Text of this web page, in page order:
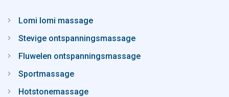
Lomi lomi massage
Stevige ontspanningsmassage
Fluwelen ontspanningsmassage
Sportmassage
Hotstonemassage